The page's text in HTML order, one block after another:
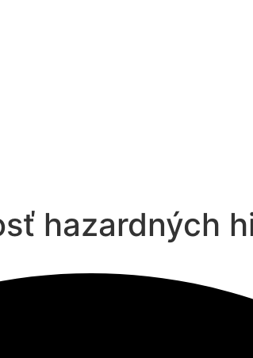
hazardných